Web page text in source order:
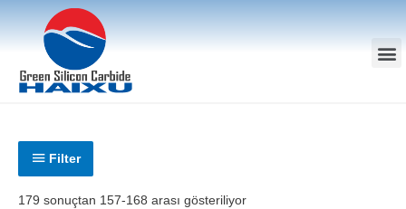
Filter
179 sonuçtan 157-168 arası gösteriliyor